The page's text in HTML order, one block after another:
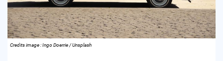
Credits image : Ingo Doerrie / Unsplash